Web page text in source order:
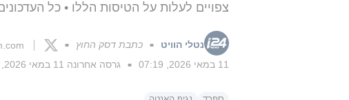
צפויים לעלות על הטיסות הללו • כל
נטלי הוויט ■ כתבת דסק החוץ ■
11 במאי 2026, 07:19
■ גרסה אחרונה 11 במאי 2026, 10:20